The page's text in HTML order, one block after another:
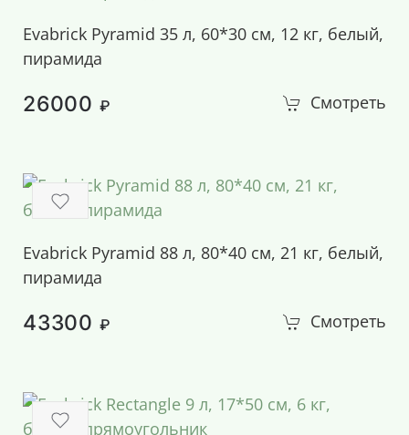
Evabrick Pyramid 35 л, 60*30 см, 12 кг, белый,
пирамида
26000 ₽ Смотреть
Evabrick Pyramid 88 л, 80*40 см, 21 кг, белый,
пирамида
43300 ₽ Смотреть